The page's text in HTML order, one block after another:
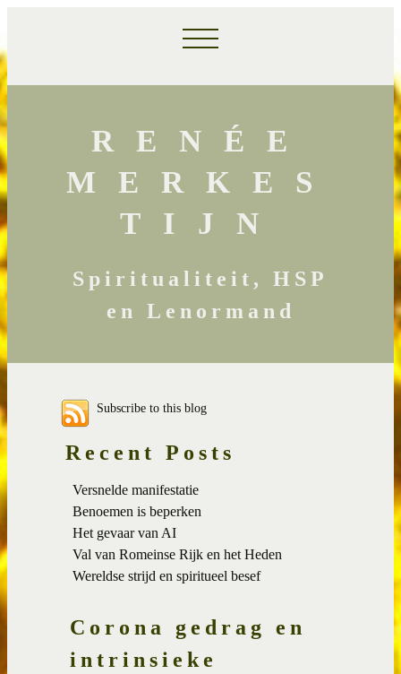
RENÉE
MERKES
TIJN
Spiritualiteit, HSP
en Lenormand
Subscribe to this blog
Recent Posts
Versnelde manifestatie
Benoemen is beperken
Het gevaar van AI
Val van Romeinse Rijk en het Heden
Wereldse strijd en spiritueel besef
Corona gedrag en
intrinsieke